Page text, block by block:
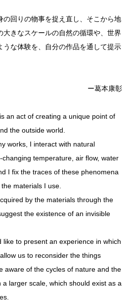
の回りの物事を捉え直し、そこから地
大きなスケールの自然の循環や、世界
うな体験を、自分の作品を通して提示
ー葛本康彰
an act of creating a unique point of
the outside world.
works, I interact with natural
temperature, air flow, water
I fix the traces of these phenomena
materials I use.
by the materials through the
the existence of an invisible
to present an experience in which
us to reconsider the things
aware of the cycles of nature and the
larger scale, which should exist as a